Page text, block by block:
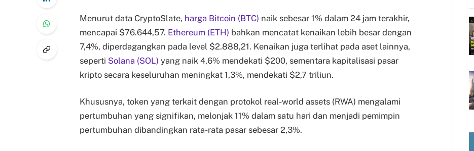
Menurut data CryptoSlate, harga Bitcoin (BTC) naik sebesar 1% dalam 24 jam terakhir,
mencapai $76.644,57. Ethereum (ETH) bahkan mencatat kenaikan lebih besar dengan
7,4%, diperdagangkan pada level $2.888,21. Kenaikan juga terlihat pada aset lainnya,
seperti Solana (SOL) yang naik 4,6% mendekati $200, sementara kapitalisasi pasar
kripto secara keseluruhan meningkat 1,3%, mendekati $2,7 triliun.
Khususnya, token yang terkait dengan protokol real-world assets (RWA) mengalami
pertumbuhan yang signifikan, melonjak 11% dalam satu hari dan menjadi pemimpin
pertumbuhan dibandingkan rata-rata pasar sebesar 2,3%.